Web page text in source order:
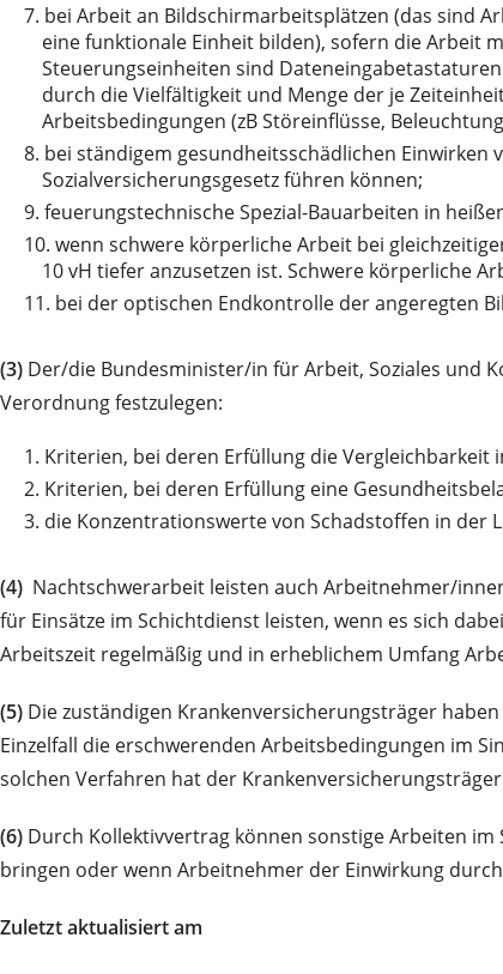
7. bei Arbeit an Bildschirmarbeitsplätzen (das sind
eine funktionale Einheit bilden), sofern die Arbeit
Steuerungseinheiten sind
durch die Vielfältigkeit und Menge der je
Arbeitsbedingungen (zB Störeinflüsse,
8. bei ständigem gesundheitsschädlichen Einwirken
Sozialversicherungsgesetz führen können;
9. feuerungstechnische Spezial-Bauarbeiten in
10. wenn schwere körperliche Arbeit bei
10 vH tiefer anzusetzen ist. Schwere körperliche
11. bei der optischen Endkontrolle der angeregten
(3) Der/die Bundesminister/in für Arbeit, Soziales und
Verordnung festzulegen:
1. Kriterien, bei deren Erfüllung die Vergleichbarkeit
2. Kriterien, bei deren Erfüllung eine
3. die Konzentrationswerte von Schadstoffen in der
(4) Nachtschwerarbeit leisten auch Arbeitnehmer/
für Einsätze im Schichtdienst leisten, wenn es sich
Arbeitszeit regelmäßig und in erheblichem Umfang
(5) Die zuständigen Krankenversicherungsträger
Einzelfall die erschwerenden Arbeitsbedingungen im
solchen Verfahren hat der
(6) Durch Kollektivvertrag können sonstige Arbeiten
bringen oder wenn Arbeitnehmer der Einwirkung
Zuletzt aktualisiert am